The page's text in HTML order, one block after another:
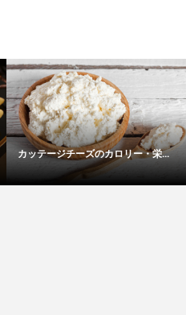
生姜のカロリー・栄養成分表